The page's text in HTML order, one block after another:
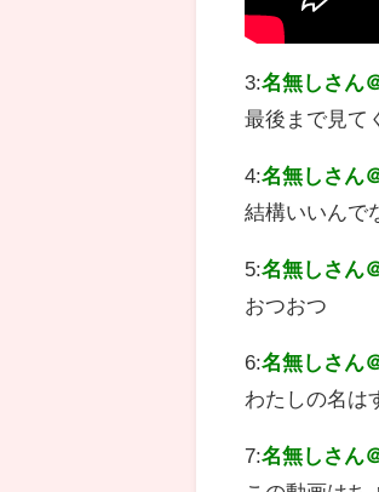
3:名無しさん
最後まで見て
4:名無しさん
結構いいんで
5:名無しさん
おつおつ
6:名無しさん
わたしの名は
7:名無しさん